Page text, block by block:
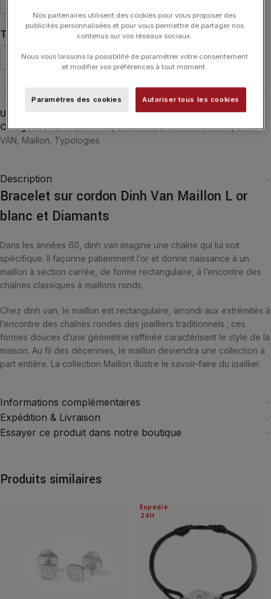
TAILLE DE CORDON
UGS :
Catégories : 24H-DINHVAN, Bracelets, Bracelets, Cordon, DINH
VAN Maillon Typologies
Description
Bracelet sur cordon Dinh Van Maillon L or
blanc et Diamants
Dans les années 60, dinh van imagine une chaîne qui lui soit
spécifique. Il façonne patiemment l’or et donne naissance à un
maillon à section carrée, de forme rectangulaire, à l’encontre des
chaînes classiques à maillons ronds.
Chez dinh van, le maillon est rectangulaire, arrondi aux extrémités à
l’encontre des chaînes rondes des joailliers traditionnels ; ces
formes douces d’une géométrie raffinée caractérisent le style de la
maison. Au fil des décennies, le maillon deviendra une collection à
part entière. La collection Maillon illustre le savoir-faire du joaillier.
Informations complémentaires
Expédition & Livraison
Essayer ce produit dans notre boutique
Produits similaires
24H
Expédié
Nos partenaires utilisent des cookies pour vous proposer des
publicités personnalisées et pour vous permettre de partager nos
contenus sur vos réseaux sociaux.
Nous vous laissons la possibilité de paramétrer votre consentement
et modifier vos préférences à tout moment.
Paramètres des cookies Autoriser tous les cookies